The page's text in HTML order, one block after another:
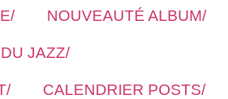
NOUVEAUTÉ ALBUM/
JAZZ/
CALENDRIER POSTS/